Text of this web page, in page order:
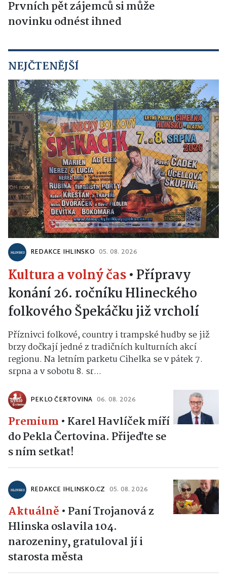
Prvních pět zájemců si může
novinku odnést ihned
NEJČTENĚJŠÍ
REDAKCE IHLINSKO 05. 08. 2026
Kultura a volný čas• Přípravy
konání 26. ročníku Hlineckého
folkového Špekáčku již vrcholí
Příznivci folkové, country i trampské hudby se již
brzy dočkají jedné z tradičních kulturních akcí
regionu. Na letním parketu Cihelka se v pátek 7.
srpna a v sobotu 8. sr...
PEKLO ČERTOVINA 06. 08. 2026
Premium • Karel Havlíček míří
do Pekla Čertovina. Přijeďte se
s ním setkat!
REDAKCE IHLINSKO.CZ 05. 08. 2026
Aktuálně • Paní Trojanová z
Hlinska oslavila 104.
narozeniny, gratuloval jí i
starosta města